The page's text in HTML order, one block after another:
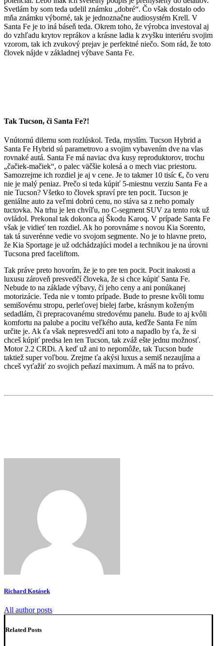
Svetlám by som teda udelil známku „dobré“. Čo však dostalo odo
mňa známku výborné, tak je jednoznačne audiosystém Krell. V
Santa Fe je to iná báseň teda. Okrem toho, že výrobca investoval aj
do vzhľadu krytov reprákov a krásne ladia k zvyšku interiéru svojim
vzorom, tak ich zvukový prejav je perfektné niečo. Som rád, že toto
človek nájde v základnej výbave Santa Fe.
Tak Tucson, či Santa Fe?!
Vnútornú dilemu som rozlúskol. Teda, myslím. Tucson Hybrid a
Santa Fe Hybrid sú parametrovo a svojim vybavením dve na vlas
rovnaké autá. Santa Fe má naviac dva kusy reproduktorov, trochu
„čačiek-mačiek“, o palec väčšie kolesá a o mech viac priestoru.
Samozrejme ich rozdiel je aj v cene. Je to takmer 10 tisíc €, čo veru
nie je malý peniaz. Prečo si teda kúpiť 5-miestnu verziu Santa Fe a
nie Tucson? Všetko to človek spraví pre ten pocit. Tucson je
geniálne auto za veľmi dobrú cenu, no stáva sa z neho pomaly
tuctovka. Na trhu je len chvíľu, no C-segment SUV za tento rok už
ovládol. Prekonal tak dokonca aj Škodu Karoq. V prípade Santa Fe
však je vidieť ten rozdiel. Ak ho porovnáme s novou Kia Sorento,
tak tá suverénne vedie vo svojom segmente. No je to hlavne preto,
že Kia Sportage je už odchádzajúci model a technikou je na úrovni
Tucsona pred faceliftom.
Tak práve preto hovorím, že je to pre ten pocit. Pocit inakosti a
luxusu zároveň presvedčí človeka, že si chce kúpiť Santa Fe.
Nebude to na základe výbavy, či jeho ceny a ani ponúkanej
motorizácie. Teda nie v tomto prípade. Bude to presne kvôli tomu
semišovému stropu, perleťovej bielej farbe, krásnym koženým
sedadlám, či prepracovanému stredovému panelu. Bude to aj kvôli
komfortu na palube a pocitu veľkého auta, keďže Santa Fe ním
určite je. Ak ťa však nepresvedčí ani toto a napadlo by ťa, že si
chceš kúpiť predsa len ten Tucson, tak zváž ešte jednu možnosť.
Motor 2.2 CRDi. A keď už ani to nepomôže, tak Tucson bude
taktiež super voľbou. Zrejme ťa akýsi luxus a semiš nezaujíma a
chceš vyťažiť zo svojich peňazí maximum. A máš na to právo.
Richard Kotásek
All author posts
Related Posts